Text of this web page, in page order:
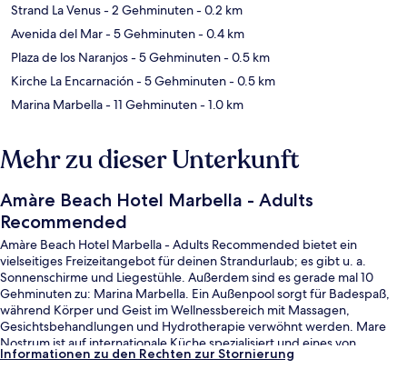
Strand La Venus- 2 Gehminuten- 0.2 km
Avenida del Mar- 5 Gehminuten- 0.4 km
Plaza de los Naranjos- 5 Gehminuten- 0.5 km
Kirche La Encarnación- 5 Gehminuten- 0.5 km
Marina Marbella- 11 Gehminuten- 1.0 km
Mehr zu dieser Unterkunft
Amàre Beach Hotel Marbella - Adults
Recommended
Amàre Beach Hotel Marbella - Adults Recommended bietet ein
vielseitiges Freizeitangebot für deinen Strandurlaub; es gibt u. a.
Sonnenschirme und Liegestühle. Außerdem sind es gerade mal 10
Gehminuten zu: Marina Marbella. Ein Außenpool sorgt für Badespaß,
während Körper und Geist im Wellnessbereich mit Massagen,
Gesichtsbehandlungen und Hydrotherapie verwöhnt werden. Mare
Nostrum ist auf internationale Küche spezialisiert und eines von
insgesamt 3 Restaurants und 2 Bars/Lounges. Eine Poolbar,
Informationen zu den Rechten zur Stornierung